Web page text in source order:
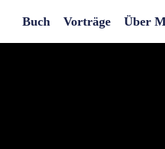
Buch Vorträge Über